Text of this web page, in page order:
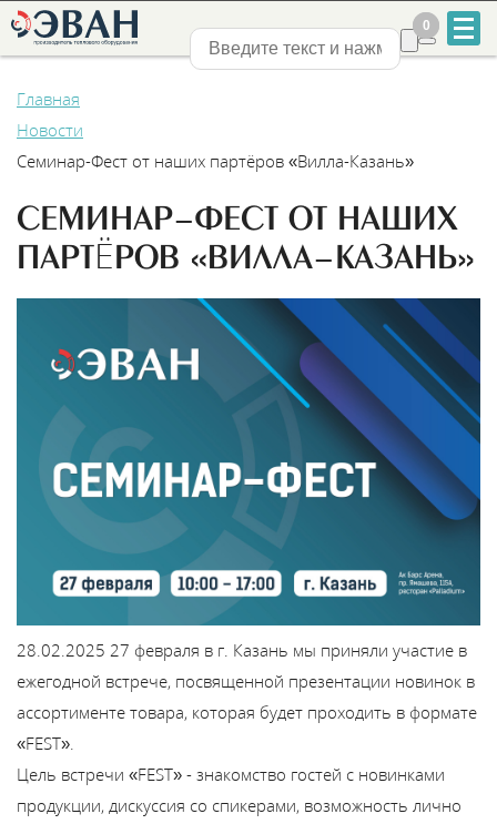
+7
831
888-
555
Каталог
Сервис
Найти магазин
Найти
Нижний Новгород
0
0
Главная
Новости
Семинар-Фест от наших партёров «Вилла-Казань»
СЕМИНАР-ФЕСТ ОТ НАШИХ
ПАРТЁРОВ «ВИЛЛА-КАЗАНЬ»
28.02.2025 27 февраля в г. Казань мы приняли участие в
ежегодной встрече, посвященной презентации новинок в
ассортименте товара, которая будет проходить в формате
«FEST».
Цель встречи «FEST» - знакомство гостей с новинками
продукции, дискуссия со спикерами, возможность лично